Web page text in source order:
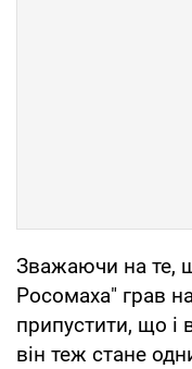
Зважаючи на те,
Росомаха" грав
припустити, що і
він теж стане